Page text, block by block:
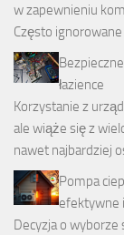
w zapewnieniu
Często
łazience
Korzystanie z
ale wiąże się z
nawet najbardziej
Pompa
efektywne
Decyzja o